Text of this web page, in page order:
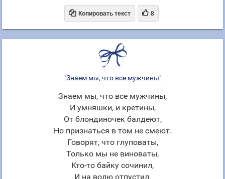
 Копировать текст  8
"Знаем мы, что все мужчины"
Знаем мы, что все мужчины,
И умняшки, и кретины,
От блондиночек балдеют,
Но признаться в том не смеют.
Говорят, что глуповаты,
Только мы не виноваты,
Кто-то байку сочинил,
И на волю отпустил.